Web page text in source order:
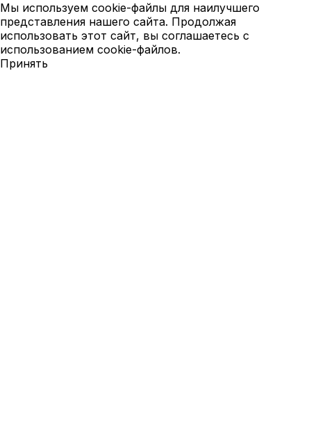
Мы используем cookie-файлы для наилучшего
представления нашего сайта. Продолжая
использовать этот сайт, вы соглашаетесь с
использованием cookie-файлов.
Принять